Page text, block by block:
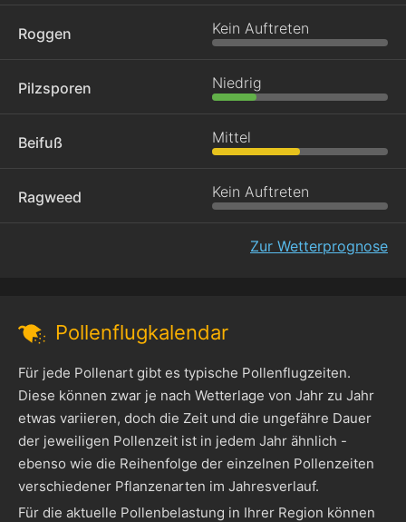
Roggen Kein Auftreten
Pilzsporen Niedrig
Beifuß Mittel
Ragweed Kein Auftreten
Zur Wetterprognose
Pollenflugkalendar
Für jede Pollenart gibt es typische Pollenflugzeiten.
Diese können zwar je nach Wetterlage von Jahr zu Jahr
etwas variieren, doch die Zeit und die ungefähre Dauer
der jeweiligen Pollenzeit ist in jedem Jahr ähnlich -
ebenso wie die Reihenfolge der einzelnen Pollenzeiten
verschiedener Pflanzenarten im Jahresverlauf.
Für die aktuelle Pollenbelastung in Ihrer Region können